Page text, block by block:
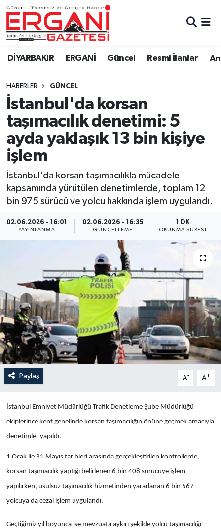
DİYARBAKIR ERGANİ Güncel Resmi İlanlar
HABERLER GÜNCEL
İstanbul'da korsan
taşımacılık denetimi: 5
ayda yaklaşık 13 bin kişiye
işlem
İstanbul'da korsan taşımacılıkla mücadele
kapsamında yürütülen denetimlerde, toplam 12
bin 975 sürücü ve yolcu hakkında işlem uygulandı.
02.06.2026 - 16:01
YAYINLANMA
02.06.2026 - 16:35
GÜNCELLEME
1 DK
OKUNMA SÜRESI
Paylaş A- A+
İstanbul Emniyet Müdürlüğü Trafik Denetleme Şube Müdürlüğü
ekiplerince kent genelinde korsan taşımacılığın önüne geçmek amacıyla
denetimler yapıldı.
1 Ocak ile 31 Mayıs tarihleri arasında gerçekleştirilen kontrollerde,
korsan taşımacılık yaptığı belirlenen 6 bin 408 sürücüye işlem
yapılırken, usulsüz taşımacılık hizmetinden yararlanan 6 bin 567
yolcuya da cezai işlem uygulandı.
Geçtiğimiz yıl boyunca ise mevzuata aykırı şekilde yolcu taşımacılığı
DİYARBAKIR
BİSMİL
BAĞLAR
ERGANİ
Güncel
Resmi İlanlar
Sağlık
Si̇yaset
Yaşam
Bi̇li̇m & Teknoloji̇
Dünya
Eği̇ti̇m
Ergani Nöbetçi Eczaneler
Ergani Hava Durumu
Ergani Trafik Yoğunluk Haritası
Süper Lig Puan Durumu ve Fikstür
Tüm Manşetler
Son Dakika Haberleri
Haber Arşivi